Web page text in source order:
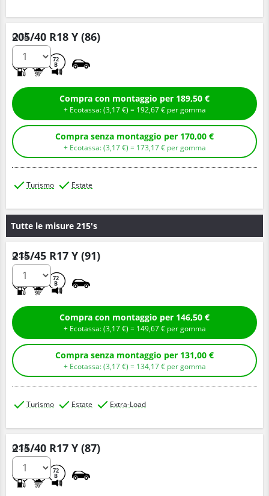
205/40 R18 Y (86)
72
B
Q.tà
Compra con montaggio per 189,50 €
+ Ecotassa: (3,17€ ) = 192,67€ per gomma
Compra senza montaggio per 170,00 €
+ Ecotassa: (3,17€ ) = 173,17€ per gomma
Turismo Estate
Tutte le misure 215's
215/45 R17 Y (91)
72
B
Q.tà
Compra con montaggio per 146,50 €
+ Ecotassa: (3,17€ ) = 149,67€ per gomma
Compra senza montaggio per 131,00 €
+ Ecotassa: (3,17€ ) = 134,17€ per gomma
Turismo Estate Extra-Load
215/40 R17 Y (87)
72
B
Q.tà